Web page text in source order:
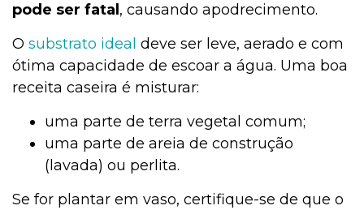
pode ser fatal , causando apodrecimento.
O substrato ideal deve ser leve, aerado e com
ótima capacidade de escoar a água. Uma boa
receita caseira é misturar:
uma parte de terra vegetal comum;
uma parte de areia de construção
(lavada) ou perlita.
Se for plantar em vaso, certifique-se de que o